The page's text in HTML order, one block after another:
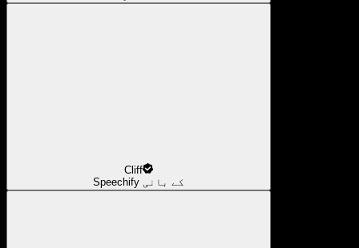
Cliff
Speechify کے بانی